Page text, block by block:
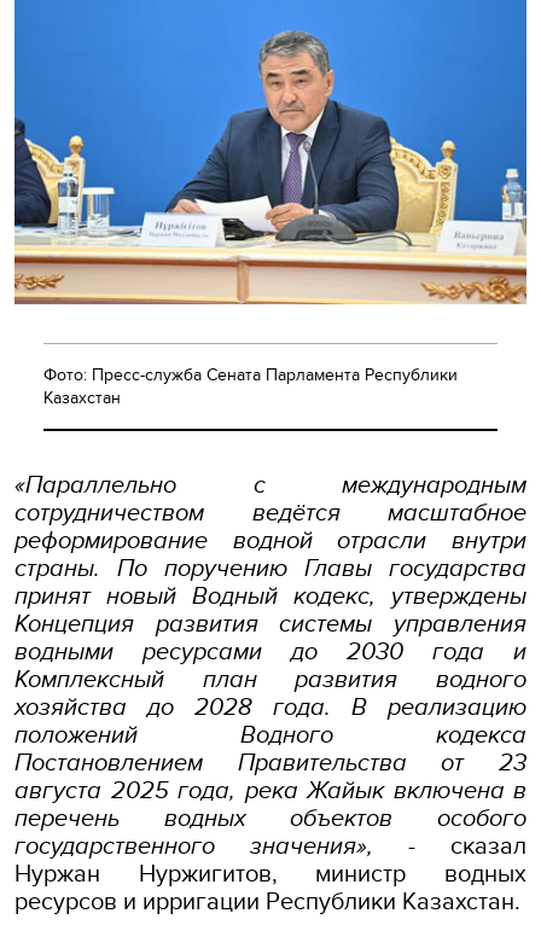
Фото: Пресс-служба Сената Парламента Республики
Казахстан
«Параллельно с международным
сотрудничеством ведётся масштабное
реформирование водной отрасли внутри
страны. По поручению Главы государства
принят новый Водный кодекс, утверждены
Концепция развития системы управления
водными ресурсами до 2030 года и
Комплексный план развития водного
хозяйства до 2028 года. В реализацию
положений Водного кодекса
Постановлением Правительства от 23
августа 2025 года, река Жайык включена в
перечень водных объектов особого
государственного значения», - сказал
Нуржан Нуржигитов, министр водных
ресурсов и ирригации Республики Казахстан.